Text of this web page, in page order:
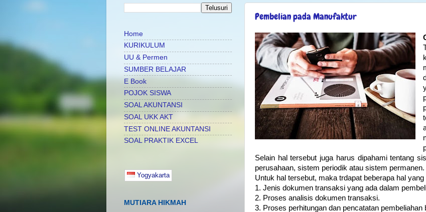
Pembelian pada Manufaktur
Selain hal tersebut juga harus dipahami tentang
perusahaan, sistem periodik atau sistem permanen.
Untuk hal tersebut, maka trdapat beberapa hal
1. Jenis dokumen transaksi yang ada dalam
2. Proses analisis dokumen transaksi.
3. Proses perhitungan dan pencatatan pembeliahan
Home
KURIKULUM
UU & Permen
SUMBER BELAJAR
E Book
POJOK SISWA
SOAL AKUNTANSI
SOAL UKK AKT
TEST ONLINE AKUNTANSI
SOAL PRAKTIK EXCEL
Yogyakarta
MUTIARA HIKMAH